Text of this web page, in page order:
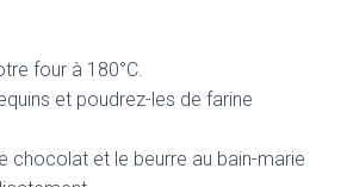
four à 180°C.
et poudrez-les de farine
chocolat et le beurre au bain-marie